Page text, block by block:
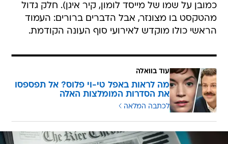
כמובן על שמו של מייסד לומון, קיר איגן). חלק גדול
מהטקסט בו מצונזר, אבל הדברים ברורים: העמוד
הראשי כולו מוקדש לאירועי סוף העונה הקודמת.
עוד בוואלה
מה לראות באפל טי-וי פלוס? אל תפספסו
את הסדרות המומלצות האלה
לכתבה המלאה